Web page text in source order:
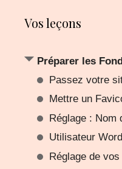
Vos leçons
Préparer les
Passez votre
Mettre un
Réglage : Nom
Utilisateur
Réglage de